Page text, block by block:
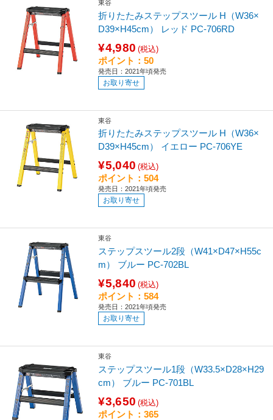
東谷
折りたたみステップスツール H（W36×
D39×H45cm） レッド PC-706RD
¥4,980 (税込)
ポイント：50
発売日：2021年頃発売
お取り寄せ
東谷
折りたたみステップスツール H（W36×
D39×H45cm） イエロー PC-706YE
¥5,040 (税込)
ポイント：504
発売日：2021年頃発売
お取り寄せ
東谷
ステップスツール2段（W41×D47×H55c
m） ブルー PC-702BL
¥5,840 (税込)
ポイント：584
発売日：2021年頃発売
お取り寄せ
東谷
ステップスツール1段（W33.5×D28×H29
cm） ブルー PC-701BL
¥3,650 (税込)
ポイント：365